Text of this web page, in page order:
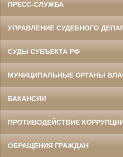
ПРЕСС-СЛУЖБА
УПРАВЛЕНИЕ СУДЕБНОГО
СУДЫ СУБЪЕКТА РФ
МУНИЦИПАЛЬНЫЕ ОРГАНЫ
ВАКАНСИИ
ПРОТИВОДЕЙСТВИЕ
ОБРАЩЕНИЯ ГРАЖДАН